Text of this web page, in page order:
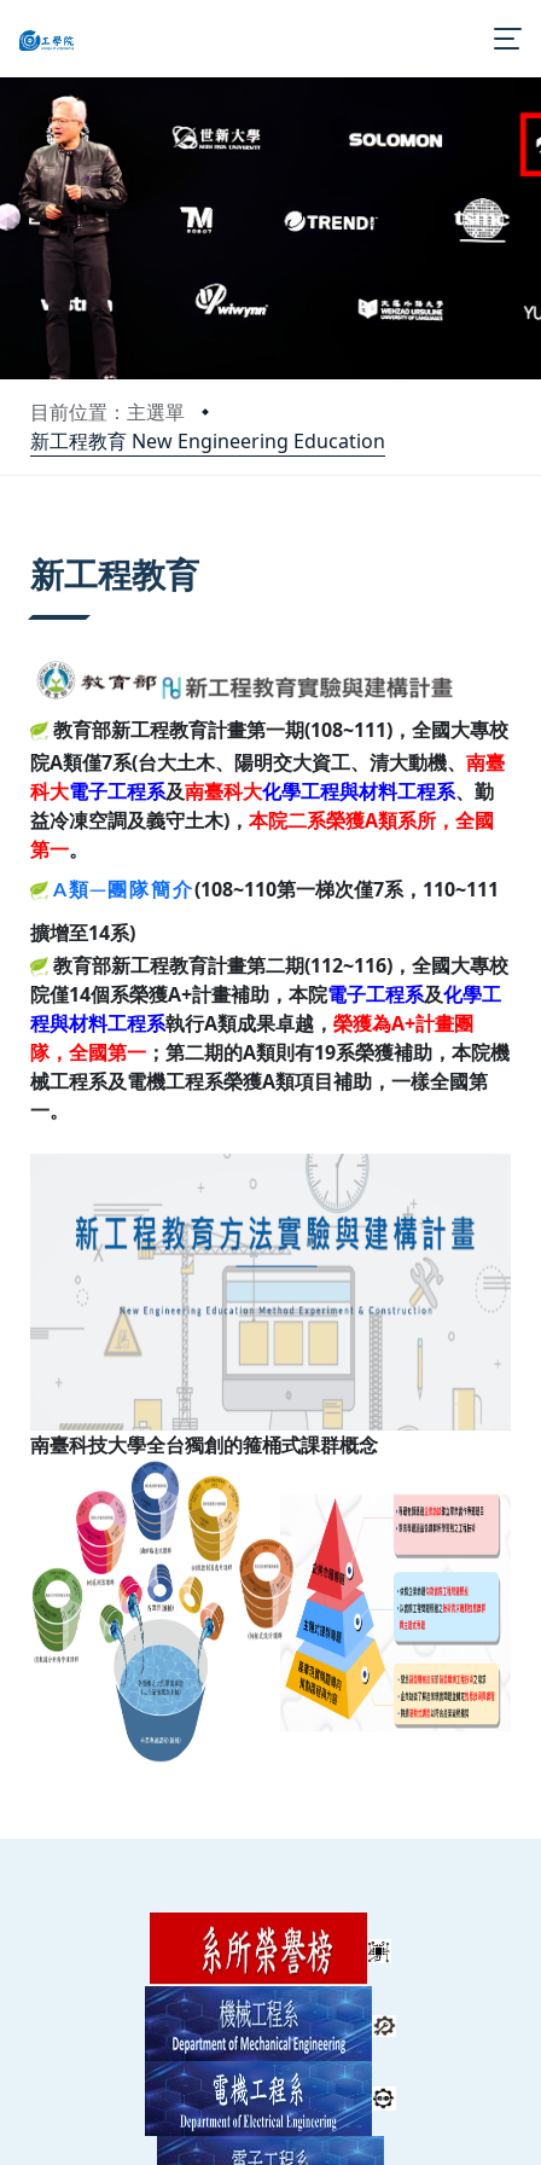
目前位置：主選單
新工程教育 New Engineering Education
新工程教育
教育部新工程教育計畫第一期(108~111)，全國大專校
院A類僅7系(台大土木、陽明交大資工、清大動機、 南臺
科大電子工程系及南臺科大化學工程與材料工程系、勤
益冷凍空調及義守土木)， 本院二系榮獲A類系所，全國
第一。
A類─團隊簡介(108~110第一梯次僅7系，110~111
擴增至14系)
教育部新工程教育計畫第二期(112~116)，全國大專校
院僅14個系榮獲A+計畫補助，本院電子工程系及化學工
程與材料工程系執行A類成果卓越， 榮獲為A+計畫團
隊，全國第一 ；第二期的A類則有19系榮獲補助，本院機
械工程系及電機工程系榮獲A類項目補助，一樣全國第
一。
南臺科技大學全台獨創的箍桶式課群概念